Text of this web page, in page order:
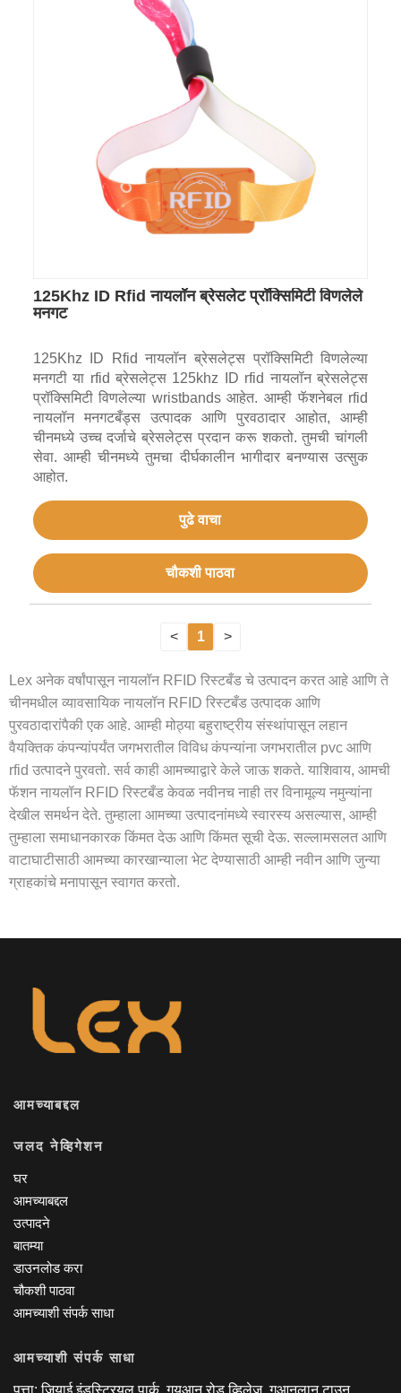
125Khz ID Rfid नायलॉन ब्रेसलेट प्रॉक्सिमिटी विणलेले
मनगट
125Khz ID Rfid नायलॉन ब्रेसलेट्स प्रॉक्सिमिटी विणलेल्या
मनगटी या rfid ब्रेसलेट्स 125khz ID rfid नायलॉन ब्रेसलेट्स
प्रॉक्सिमिटी विणलेल्या wristbands आहेत. आम्ही फॅशनेबल rfid
नायलॉन मनगटबँड्स उत्पादक आणि पुरवठादार आहोत, आम्ही
चीनमध्ये उच्च दर्जाचे ब्रेसलेट्स प्रदान करू शकतो. तुमची चांगली
सेवा. आम्ही चीनमध्ये तुमचा दीर्घकालीन भागीदार बनण्यास उत्सुक
आहोत.
पुढे वाचा
चौकशी पाठवा
< 1 >
Lex अनेक वर्षांपासून नायलॉन RFID रिस्टबँड चे उत्पादन करत आहे आणि ते
चीनमधील व्यावसायिक नायलॉन RFID रिस्टबँड उत्पादक आणि
पुरवठादारांपैकी एक आहे. आम्ही मोठ्या बहुराष्ट्रीय संस्थांपासून लहान
वैयक्तिक कंपन्यांपर्यंत जगभरातील विविध कंपन्यांना जगभरातील pvc आणि
rfid उत्पादने पुरवतो. सर्व काही आमच्याद्वारे केले जाऊ शकते. याशिवाय, आमची
फॅशन नायलॉन RFID रिस्टबँड केवळ नवीनच नाही तर विनामूल्य नमुन्यांना
देखील समर्थन देते. तुम्हाला आमच्या उत्पादनांमध्ये स्वारस्य असल्यास, आम्ही
तुम्हाला समाधानकारक किंमत देऊ आणि किंमत सूची देऊ. सल्लामसलत आणि
वाटाघाटीसाठी आमच्या कारखान्याला भेट देण्यासाठी आम्ही नवीन आणि जुन्या
ग्राहकांचे मनापासून स्वागत करतो.
आमच्याबद्दल
जलद नेव्हिगेशन
घर
आमच्याबद्दल
उत्पादने
बातम्या
डाउनलोड करा
चौकशी पाठवा
आमच्याशी संपर्क साधा
आमच्याशी संपर्क साधा